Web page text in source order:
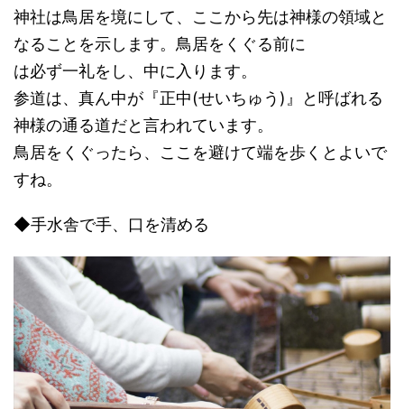
神社は鳥居を境にして、ここから先は神様の領域と
なることを示します。鳥居をくぐる前に
は必ず一礼をし、中に入ります。
参道は、真ん中が『正中(せいちゅう)』と呼ばれる
神様の通る道だと言われています。
鳥居をくぐったら、ここを避けて端を歩くとよいで
すね。
◆手水舎で手、口を清める